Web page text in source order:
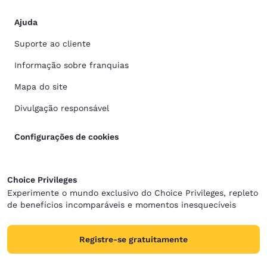
Ajuda
Suporte ao cliente
Informação sobre franquias
Mapa do site
Divulgação responsável
Configurações de cookies
Choice Privileges
Experimente o mundo exclusivo do Choice Privileges, repleto
de benefícios incomparáveis e momentos inesquecíveis
Registre-se gratuitamente